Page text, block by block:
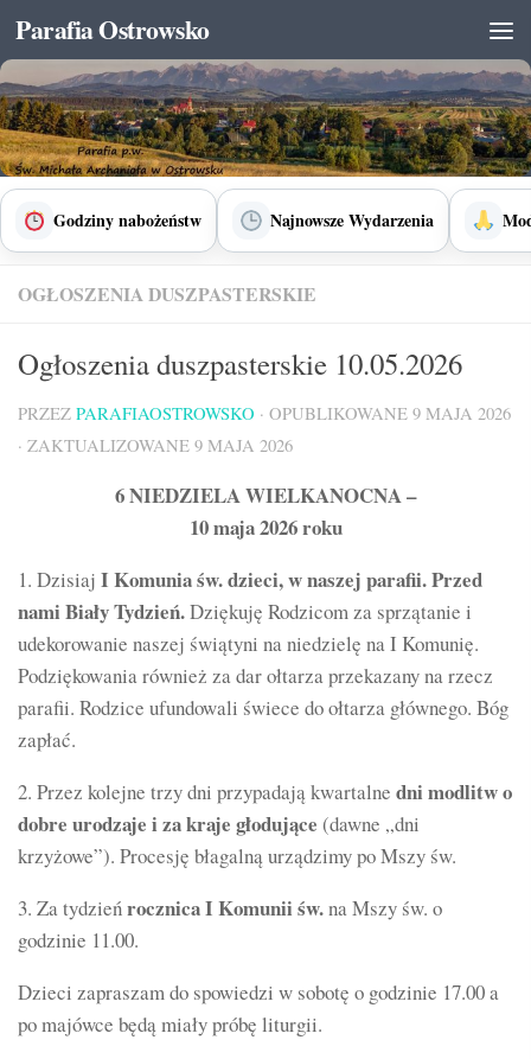
Skip to content
Parafia Ostrowsko
Godziny nabożeństw Najnowsze Wydarzenia
OGŁOSZENIA DUSZPASTERSKIE
Ogłoszenia duszpasterskie 10.05.2026
PRZEZ PARAFIAOSTROWSKO · OPUBLIKOWANE 9 MAJA 2026
· ZAKTUALIZOWANE 9 MAJA 2026
6 NIEDZIELA WIELKANOCNA –
10 maja 2026 roku
1. Dzisiaj I Komunia św. dzieci, w naszej parafii. Przed
nami Biały Tydzień.Dziękuję Rodzicom za sprzątanie i
udekorowanie naszej świątyni na niedzielę na I Komunię.
Podziękowania również za dar ołtarza przekazany na rzecz
parafii. Rodzice ufundowali świece do ołtarza głównego. Bóg
zapłać.
2. Przez kolejne trzy dni przypadają kwartalne dni modlitw o
dobre urodzaje i za kraje głodujące (dawne „dni
krzyżowe”). Procesję błagalną urządzimy po Mszy św.
3. Za tydzieńrocznica I Komunii św.na Mszy św. o
godzinie 11.00.
Dzieci zapraszam do spowiedzi w sobotę o godzinie 17.00 a
po majówce będą miały próbę liturgii.